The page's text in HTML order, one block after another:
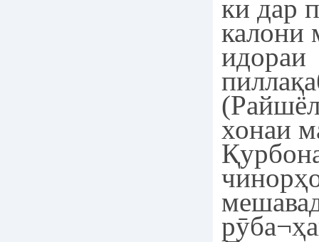
ки дар
калони
идораи
хонаи